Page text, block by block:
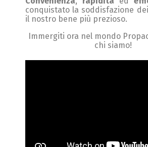
conquistato la soddisfazione
il nostro bene più prezioso.
Immergiti ora nel mondo
chi siamo!